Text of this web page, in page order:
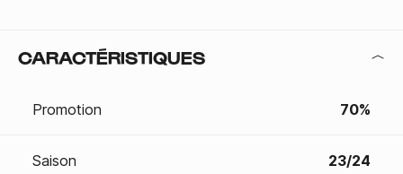
CARACTÉRISTIQUES
Promotion 70%
Saison 23/24